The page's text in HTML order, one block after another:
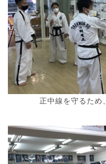
正中線を守るため